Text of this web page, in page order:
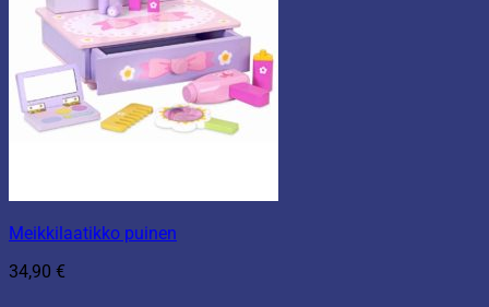
Meikkilaatikko puinen
34,90 €